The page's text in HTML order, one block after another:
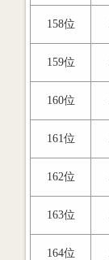
158位
159位
160位
161位
162位
163位
164位